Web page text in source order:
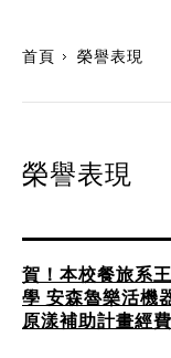
首頁 榮譽表現
榮譽表現
賀！本校餐旅系
學 安森魯樂活機
原漾補助計畫經費